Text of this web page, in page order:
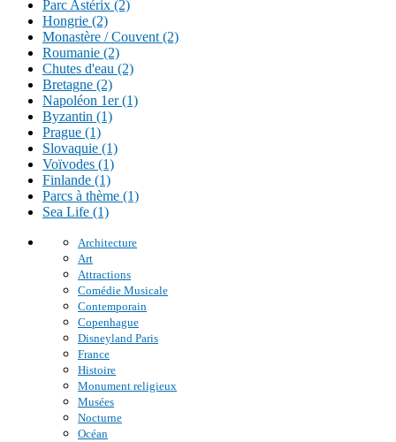
Parc Astérix (2)
Hongrie (2)
Monastère / Couvent (2)
Roumanie (2)
Chutes d'eau (2)
Bretagne (2)
Napoléon 1er (1)
Byzantin (1)
Prague (1)
Slovaquie (1)
Voïvodes (1)
Finlande (1)
Parcs à thème (1)
Sea Life (1)
Architecture
Art
Attractions
Comédie Musicale
Contemporain
Copenhague
Disneyland Paris
France
Histoire
Monument religieux
Musées
Nocturne
Océan